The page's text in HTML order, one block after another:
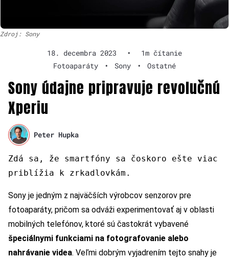
Zdroj: Sony
18. decembra 2023 •
1m čítanie
Fotoaparáty
• Sony • Ostatné
Sony údajne pripravuje revolučnú
Xperiu
Peter Hupka
Zdá sa, že smartfóny sa čoskoro ešte viac
priblížia k zrkadlovkám.
Sony je jedným z najväčších výrobcov senzorov pre
fotoaparáty, pričom sa odváži experimentovať aj v oblasti
mobilných telefónov, ktoré sú častokrát vybavené
špeciálnymi funkciami na fotografovanie alebo
nahrávanie videa. Veľmi dobrým vyjadrením tejto snahy je